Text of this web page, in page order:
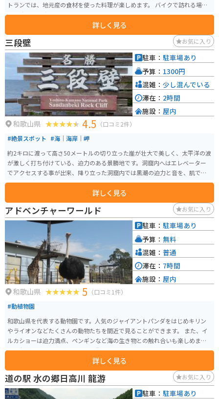
トランでは、地元産の食材を使った料理が楽しめます。 バイクで訪れる場
合、駐車場も広く停めやすいので安心です。 周辺には、熊野古道や湯浅町の
醤油蔵など、観光スポットも点在しています。 お土産には、地元産の果物を
使ったジャムやジュースもおすすめです。
詳しく見る
三段壁 お気に入り
和歌山県 4.5 （口コミ2件）
#絶景スポット #海｜海岸｜岬
約2キロに渡って高さ50メートルの切り立った崖が壮大で美しく、太平洋の波
が激しく打ち付けている、迫力のある景勝地です。洞窟内へはエレベーター
でアクセスする事が出来、降り立った洞窟内では黒潮の迫力と音を、肌で感
じる事が出来ます。
詳しく見る
駐車： 駐車場あり
予算： 1300円
混雑： 少し混んでいる
滞在： 2時間
施設： 屋内
アドベンチャーワールド お気に入り
和歌山県 5 （口コミ1件）
#動植物園
和歌山県を代表する動物園です。人気のジャイアントパンダをはじめキリン
やライオンなどたくさんの動物たちを間近で見ることができます。 また、イ
ルカショーは迫力満点、ペンギンなど海の生き物との触れ合いも楽しめま
す。老若男女問わず楽しめます。遊園地もあるので、一日では回り切れないぐ
詳しく見る
駐車： 駐車場あり
予算： 無料
混雑： 普通
滞在： 7時間
施設： 屋内
道の駅 水の郷日高川 龍游 お気に入り
駐車： 駐車場あり